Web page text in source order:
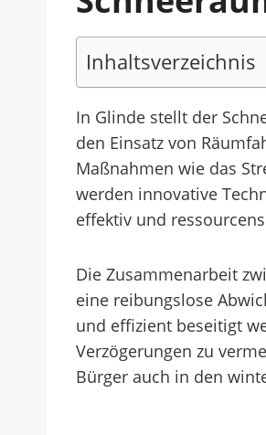
Inhaltsverzeichnis
In Glinde stellt der
den Einsatz von
Maßnahmen wie das
werden innovative
effektiv und
Die Zusammenarbeit
eine reibungslose
und effizient beseitigt
Verzögerungen zu
Bürger auch in den